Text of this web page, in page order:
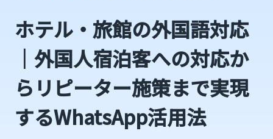
ホテル・旅館の外国語対応
｜外国人宿泊客への対応か
らリピーター施策まで実現
するWhatsApp活用法